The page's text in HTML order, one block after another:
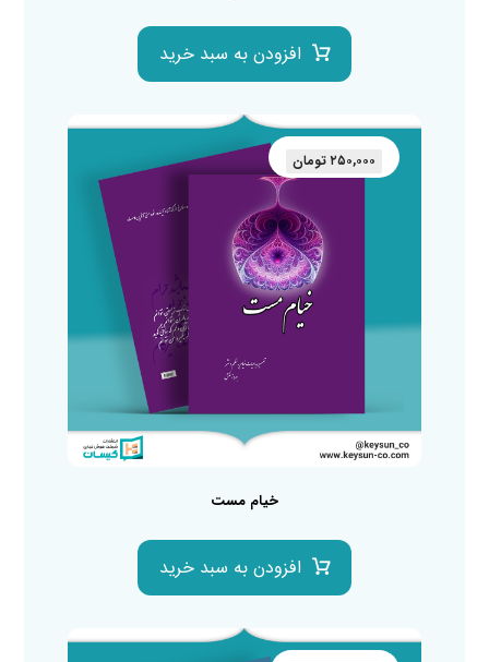
افزودن به سبد خرید
خیام مست
۲۵۰,۰۰۰ تومان
افزودن به سبد خرید